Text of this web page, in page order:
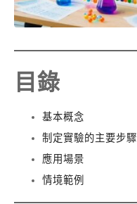
目錄
基本概念
制定實驗的主要步驟
應用場景
情境範例